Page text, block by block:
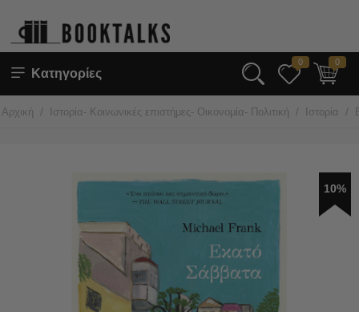
Κατηγορίες
0 0
Αρχική / Ιστορία- Κοινωνικές επιστήμες- Οικονομία- Πολιτική / Ιστορία /
10%